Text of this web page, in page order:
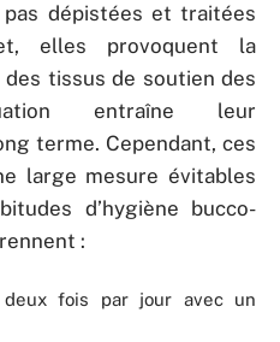
dépistées et traitées
elles provoquent la
tissus de soutien des
entraîne leur
terme. Cependant, ces
large mesure évitables
d’hygiène bucco-
:
fois par jour avec un